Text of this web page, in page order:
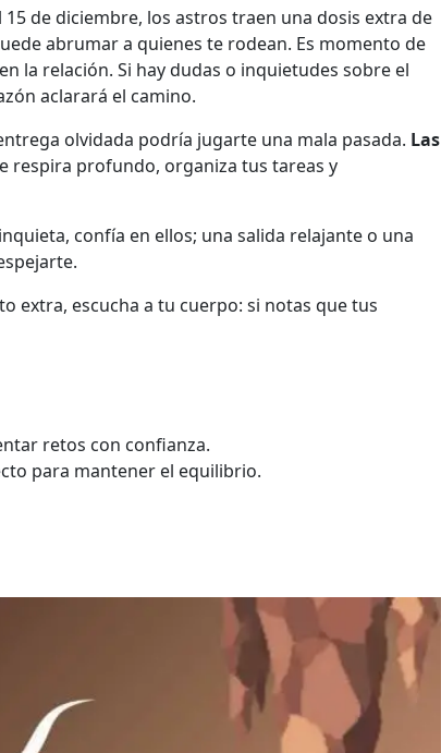
15 de diciembre, los astros traen una dosis extra de
abrumar a quienes te rodean. Es momento de
la relación. Si hay dudas o inquietudes sobre el
aclarará el camino.
olvidada podría jugarte una mala pasada. Las
respira profundo, organiza tus tareas y
confía en ellos; una salida relajante o una
extra, escucha a tu cuerpo: si notas que tus
retos con confianza.
para mantener el equilibrio.